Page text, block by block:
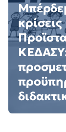
κρίσεις
ΚΕΔΑΣΥ: